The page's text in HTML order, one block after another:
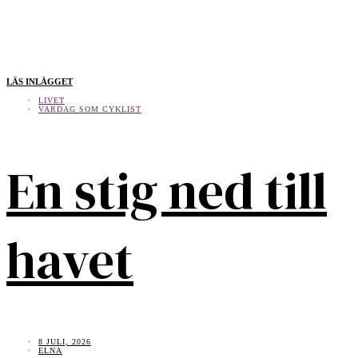
LÄS INLÄGGET
LIVET
VARDAG SOM CYKLIST
En stig ned till
havet
8 JULI, 2026
ELNA